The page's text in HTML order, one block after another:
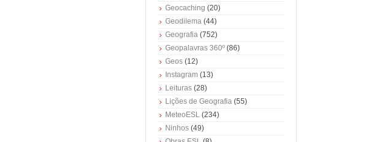
Geocaching (20)
Geodilema (44)
Geografia (752)
Geopalavras 360º (86)
Geos (12)
Instagram (13)
Leituras (28)
Lições de Geografia (55)
MeteoESL (234)
Ninhos (49)